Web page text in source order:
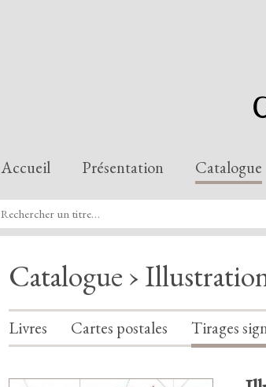
Accueil Présentation Catalogue
Catalogue ›
Livres Cartes postales Tirages